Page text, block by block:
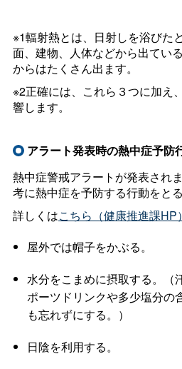
※1輻射熱とは、日射しを浴びた
面、建物、人体などから出てい
からはたくさん出ます。
※2正確には、これら３つに加え
響します。
アラート発表時の熱中症予防
熱中症警戒アラートが発表され
考に熱中症を予防する行動をと
詳しくはこちら（健康推進課HP）
屋外では帽子をかぶる。
水分をこまめに摂取する。（
ポーツドリンクや多少塩分の
も忘れずにする。）
日陰を利用する。